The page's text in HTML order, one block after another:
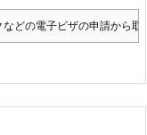
どの電子ビザの申請から取